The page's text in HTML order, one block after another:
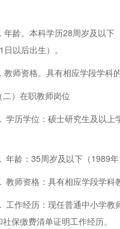
年龄。本科学历28周岁及以下
以后出生）。
教师资格。具有相应学段学科
（二）在职教师岗位
学历学位：硕士研究生及以上
年龄：35周岁及以下（1989
教师资格：具有相应学段学科
工作经历：现任普通中小学教
保缴费清单证明工作经历。